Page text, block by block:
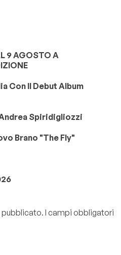
9 AGOSTO A
Con Il Debut Album
Spiridigliozzi
Brano "The Fly"
pubblicato. I campi obbligatori